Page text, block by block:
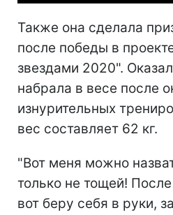
Также она сделала
после победы в
звездами 2020".
набрала в весе после
изнурительных
вес составляет 62 кг.
"Вот меня можно
только не тощей! После
вот беру себя в руки,